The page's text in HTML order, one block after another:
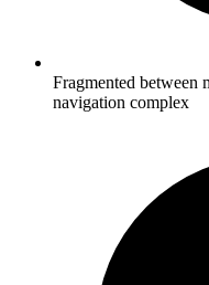
Fragmented between
navigation complex